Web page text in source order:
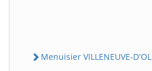
Menuisier VILLENEUVE-